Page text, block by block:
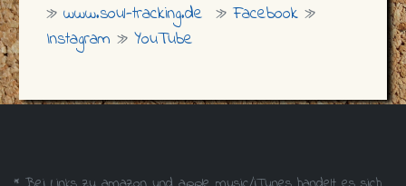
» www.soul-tracking.de » Facebook »
Instagram » YouTube